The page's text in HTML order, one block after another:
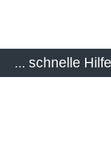
... schnelle